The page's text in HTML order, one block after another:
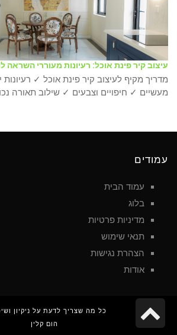
עיצוב קיר פינת אוכל: רעיונות מעוררי השראה
מדריך מקיף לעיצוב קיר פינת אוכל ✓ רעיונות
מעשיים ✓ חיפויים וצבעים ✓ שילוב תאורה
עמודים
עמוד הבית
בלוג
מדיניות פרטיות
תנאי שימוש
הצהרת נגישות
אודות
כל מה שצריך לדעת על ניקיון
הום קלין
גלילה